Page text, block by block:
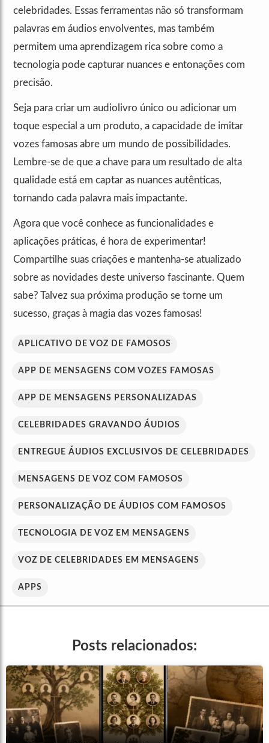
celebridades. Essas ferramentas não só transformam
palavras em áudios envolventes, mas também
permitem uma aprendizagem rica sobre como a
tecnologia pode capturar nuances e entonações com
precisão.
Seja para criar um audiolivro único ou adicionar um
toque especial a um produto, a capacidade de imitar
vozes famosas abre um mundo de possibilidades.
Lembre-se de que a chave para um resultado de alta
qualidade está em captar as nuances autênticas,
tornando cada palavra mais impactante.
Agora que você conhece as funcionalidades e
aplicações práticas, é hora de experimentar!
Compartilhe suas criações e mantenha-se atualizado
sobre as novidades deste universo fascinante. Quem
sabe? Talvez sua próxima produção se torne um
sucesso, graças à magia das vozes famosas!
APLICATIVO DE VOZ DE FAMOSOS
APP DE MENSAGENS COM VOZES FAMOSAS
APP DE MENSAGENS PERSONALIZADAS
CELEBRIDADES GRAVANDO ÁUDIOS
ENTREGUE ÁUDIOS EXCLUSIVOS DE CELEBRIDADES
MENSAGENS DE VOZ COM FAMOSOS
PERSONALIZAÇÃO DE ÁUDIOS COM FAMOSOS
TECNOLOGIA DE VOZ EM MENSAGENS
VOZ DE CELEBRIDADES EM MENSAGENS
APPS
Posts relacionados: